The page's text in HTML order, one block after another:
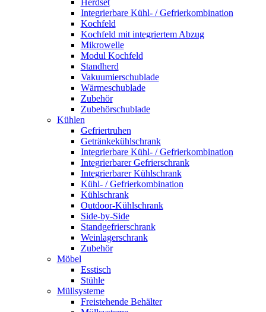
Herdset
Integrierbare Kühl- / Gefrierkombination
Kochfeld
Kochfeld mit integriertem Abzug
Mikrowelle
Modul Kochfeld
Standherd
Vakuumierschublade
Wärmeschublade
Zubehör
Zubehörschublade
Kühlen
Gefriertruhen
Getränkekühlschrank
Integrierbare Kühl- / Gefrierkombination
Integrierbarer Gefrierschrank
Integrierbarer Kühlschrank
Kühl- / Gefrierkombination
Kühlschrank
Outdoor-Kühlschrank
Side-by-Side
Standgefrierschrank
Weinlagerschrank
Zubehör
Möbel
Esstisch
Stühle
Müllsysteme
Freistehende Behälter